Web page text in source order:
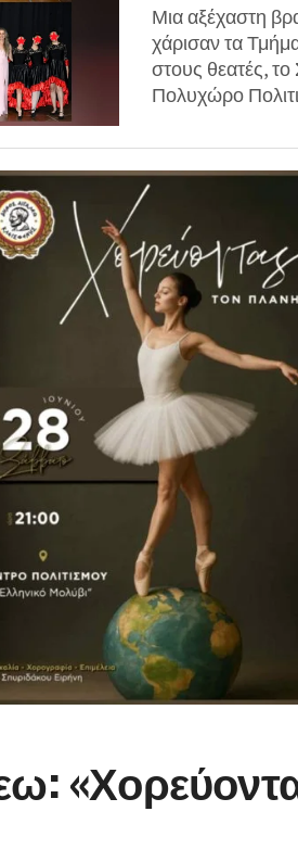
Μια αξέχαστη
χάρισαν τα
στους θεατές,
Πολυχώρο